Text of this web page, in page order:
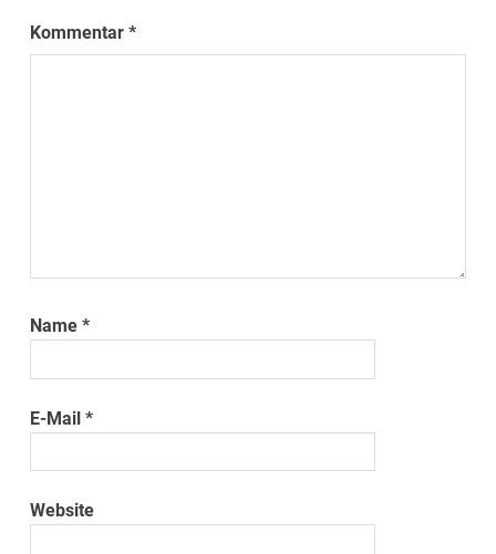
Kommentar*
Name*
E-Mail*
Website